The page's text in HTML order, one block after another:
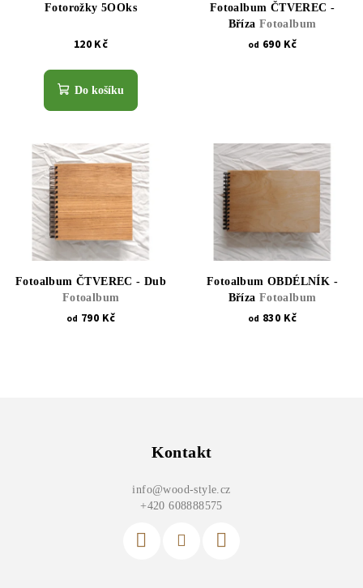
Fotorožky 5OOks
120 Kč
Do košíku
Fotoalbum ČTVEREC -
Bříza Fotoalbum
od 690 Kč
Fotoalbum ČTVEREC - Dub
Fotoalbum
od 790 Kč
Fotoalbum OBDÉLNÍK -
Bříza Fotoalbum
od 830 Kč
Kontakt
info@wood-style.cz
+420 608888575